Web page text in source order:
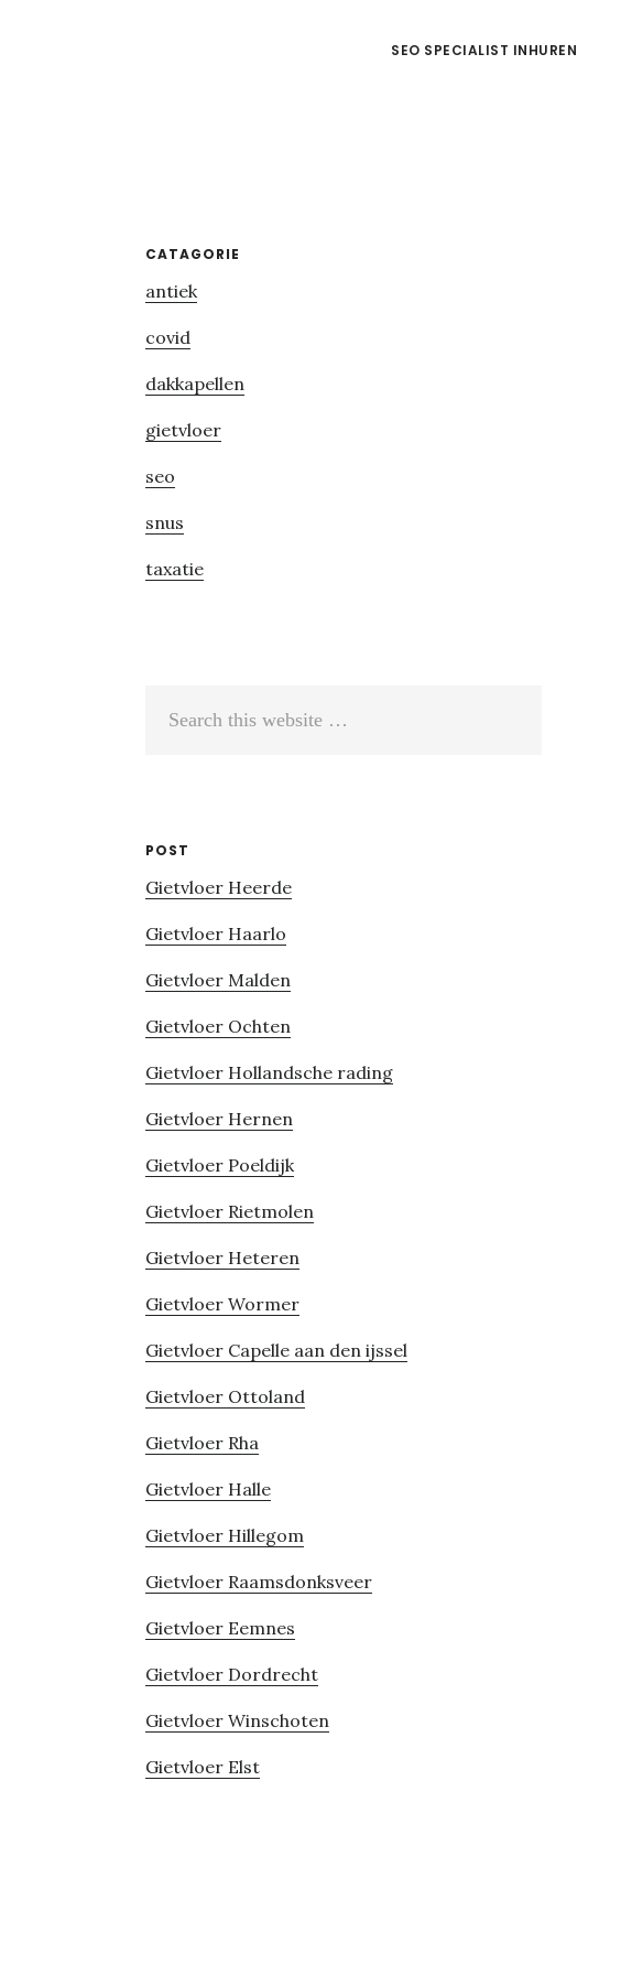
SEO SPECIALIST INHUREN
Primary
Sidebar
CATAGORIE
antiek
covid
dakkapellen
gietvloer
seo
snus
taxatie
POST
Gietvloer Heerde
Gietvloer Haarlo
Gietvloer Malden
Gietvloer Ochten
Gietvloer Hollandsche rading
Gietvloer Hernen
Gietvloer Poeldijk
Gietvloer Rietmolen
Gietvloer Heteren
Gietvloer Wormer
Gietvloer Capelle aan den ijssel
Gietvloer Ottoland
Gietvloer Rha
Gietvloer Halle
Gietvloer Hillegom
Gietvloer Raamsdonksveer
Gietvloer Eemnes
Gietvloer Dordrecht
Gietvloer Winschoten
Gietvloer Elst